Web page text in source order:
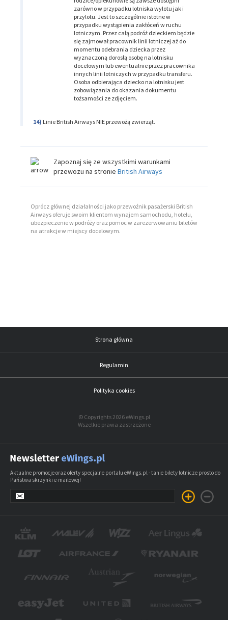
zarówno w przypadku lotniska wylotu jak i
przylotu. Jest to szczególnie istotne w
przypadku wystąpienia zakłóceń w ruchu
lotniczym. Przez całą podróż dzieckiem będzie
się zajmował pracownik linii lotniczej aż do
momentu odebrania dziecka przez
wyznaczoną dorosłą osobę na lotnisku
docelowym lub ewentualnie przez pracownika
innych linii lotniczych w przypadku transferu.
Osoba odbierająca dziecko na lotnisku jest
zobowiązania do okazania dokumentu
tożsamości ze zdjęciem.
Linie British Airways NIE przewożą zwierząt.
Zapoznaj się ze wszystkimi warunkami
przewozu na stronie British Airways
Oprócz głównej działalności jako przewoźnik pasażerski British
Airways oferuje swoim klientom wynajem samochodu, hotelu,
ubezpieczenie w podróży oraz pomoc w zarezerwowaniu biletów
na atrakcje w miejscy docelowym.
Strona główna
Regulamin
Polityka cookies
© Copyrights 2026 eWings.pl
Wszelkie prawa zastrzeżone
Aktualne promocje oraz oferty specjalne portalu eWings.pl - tanie bilety lotnicze prosto do
Państwa skrzynki e-mailowej!